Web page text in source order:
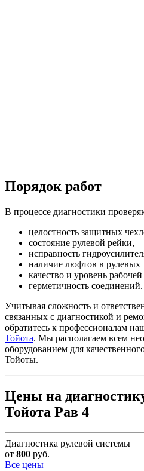
Порядок работ
В процессе диагностики
целостность защитных
состояние рулевой рейки,
исправность
наличие люфтов в рулевых
качество и уровень
герметичность соединений.
Учитывая сложность и
связанных с диагностикой и
обратитесь к профессионалам
Тойота. Мы располагаем всем
оборудованием для
Тойоты.
Цены на
Тойота Рав 4
Диагностика рулевой системы
от 800 руб.
Все цены